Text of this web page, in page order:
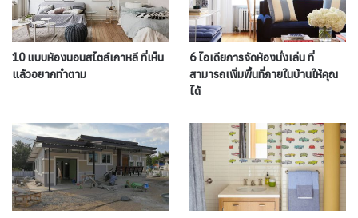
10 แบบห้องนอนสไตล์เกาหลี ที่เห็น
แล้วอยากทำตาม
6 ไอเดียการจัดห้องนั่งเล่น ที่
สามารถเพิ่มพื้นที่ภายในบ้านให้คุณ
ได้